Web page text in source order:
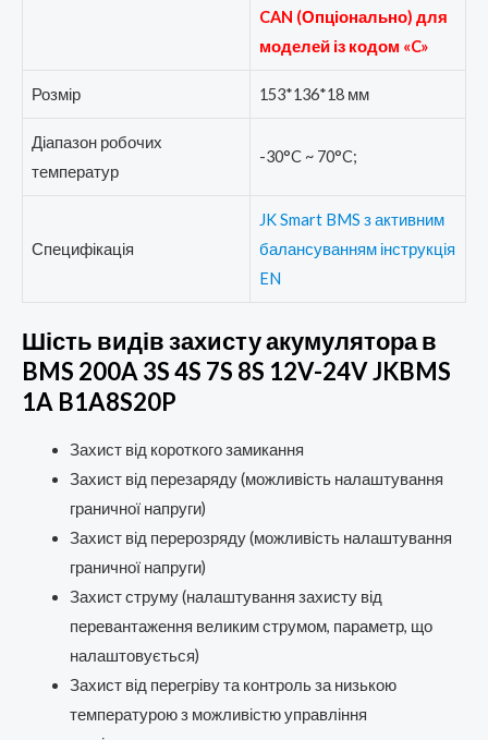
CAN (Опціонально) для
моделей із кодом «C»
Розмір 153*136*18 мм
Діапазон робочих
температур
-30°C ~ 70°C;
Специфікація
JK Smart BMS з активним
балансуванням інструкція
EN
Шість видів захисту акумулятора в
BMS 200A 3S 4S 7S 8S 12V-24V JKBMS
1A B1A8S20P
Захист від короткого замикання
Захист від перезаряду (можливість налаштування
граничної напруги)
Захист від перерозряду (можливість налаштування
граничної напруги)
Захист струму (налаштування захисту від
перевантаження великим струмом, параметр, що
налаштовується)
Захист від перегріву та контроль за низькою
температурою з можливістю управління